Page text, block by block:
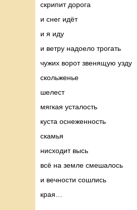
скрипит дорога
и снег идёт
и я иду
и ветру надоело трогать
чужих ворот звенящую узду
скольженье
шелест
мягкая усталость
куста оснеженность
скамья
нисходит высь
всё на земле смешалось
и вечности сошлись
края…